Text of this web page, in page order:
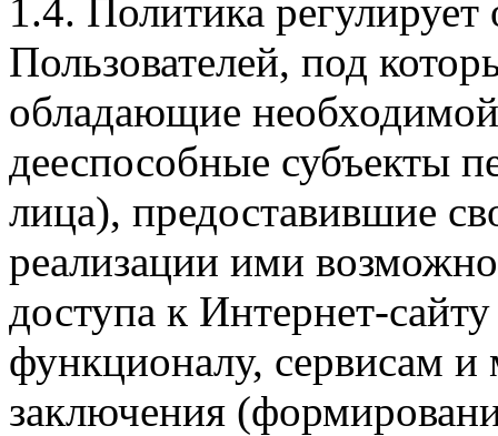
1.4. Политика
Пользователей, под
обладающие
дееспособные субъекты
лица), предоставившие
реализации ими
доступа к Интернет-
функционалу, сервисам и
заключения